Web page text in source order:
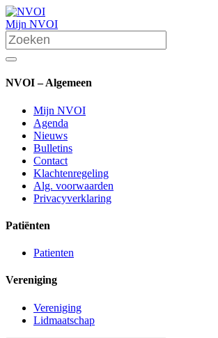
Mijn NVOI
NVOI – Algemeen
Mijn NVOI
Agenda
Nieuws
Bulletins
Contact
Klachtenregeling
Alg. voorwaarden
Privacyverklaring
Patiënten
Patienten
Vereniging
Vereniging
Lidmaatschap